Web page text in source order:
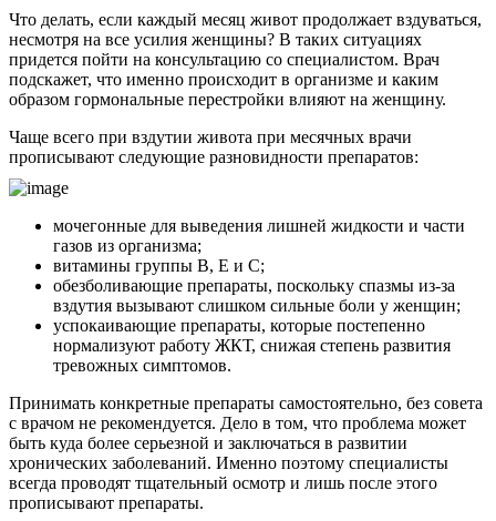
Что делать, если каждый месяц живот продолжает вздуваться,
несмотря на все усилия женщины? В таких ситуациях
придется пойти на консультацию со специалистом. Врач
подскажет, что именно происходит в организме и каким
образом гормональные перестройки влияют на женщину.
Чаще всего при вздутии живота при месячных врачи
прописывают следующие разновидности препаратов:
мочегонные для выведения лишней жидкости и части
газов из организма;
витамины группы В, Е и С;
обезболивающие препараты, поскольку спазмы из-за
вздутия вызывают слишком сильные боли у женщин;
успокаивающие препараты, которые постепенно
нормализуют работу ЖКТ, снижая степень развития
тревожных симптомов.
Принимать конкретные препараты самостоятельно, без совета
с врачом не рекомендуется. Дело в том, что проблема может
быть куда более серьезной и заключаться в развитии
хронических заболеваний. Именно поэтому специалисты
всегда проводят тщательный осмотр и лишь после этого
прописывают препараты.